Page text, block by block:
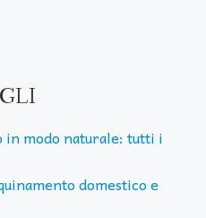
modo naturale: tutti i
domestico e